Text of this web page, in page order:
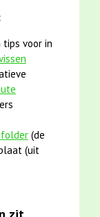
tips voor in
(de
(uit